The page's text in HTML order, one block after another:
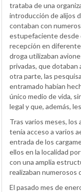
trataba de una
introducción de alijos
contaban con
estupefaciente desde
recepción en
droga utilizaban
privadas, que dotaban
otra parte, las
entramado habían
único medio de vida,
legal y que, además,
Tras varios meses,
tenía acceso a varios
entrada de los
ellos en la localidad
con una amplia
realizaban numerosos
El pasado mes de